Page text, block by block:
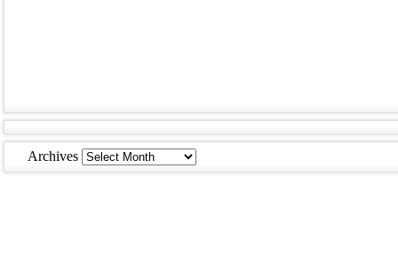
Archives Archives